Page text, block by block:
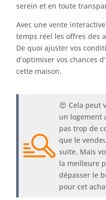
serein et en toute
Avec une vente
temps réel les offres des
De quoi ajuster vos
d’optimiser vos chances
cette maison.
😍 Cela peut
un logement
pas trop de
que le
suite. Mais
la meilleure
dépasser le
pour cet